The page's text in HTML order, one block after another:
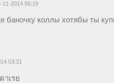
11-2014 06:19
баночку коллы хотябы ты
03:31
าเรย